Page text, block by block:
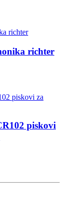
richter
piskovi